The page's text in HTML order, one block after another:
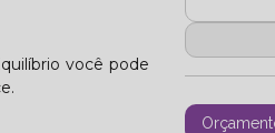
você pode